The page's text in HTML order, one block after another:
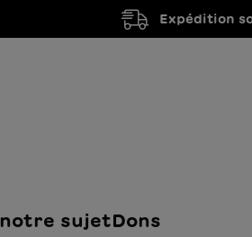
Expédition
sujetDons